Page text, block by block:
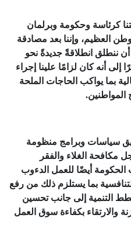
كرئاسة وحكومة وبرلمان
العظيم، وإننا بعد مصادقة
ننطلق انطلاقةً جديدةً نحو
إلى أنه كان لزامًا علينا إجراء
بما يواكب الحاجات الملحة
المواطنين.
سياسات وبرامج منظومة
مكافحة الغلاء والفقر
الحكومة أيضًا للعمل الدءوب
بما يستلزم ذلك من رفع
التنمية إلى جانب تحسين
والارتقاء بكفاءة سوق العمل